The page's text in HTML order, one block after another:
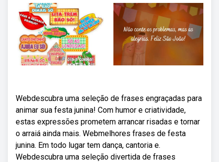
Webdescubra uma seleção de frases engraçadas para
animar sua festa junina! Com humor e criatividade,
estas expressões prometem arrancar risadas e tornar
o arraiá ainda mais. Webmelhores frases de festa
junina. Em todo lugar tem dança, cantoria e.
Webdescubra uma seleção divertida de frases